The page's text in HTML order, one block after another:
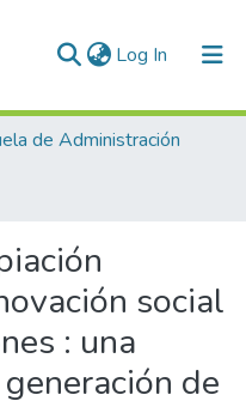
Log In (current)
de Administración
social
: una
de